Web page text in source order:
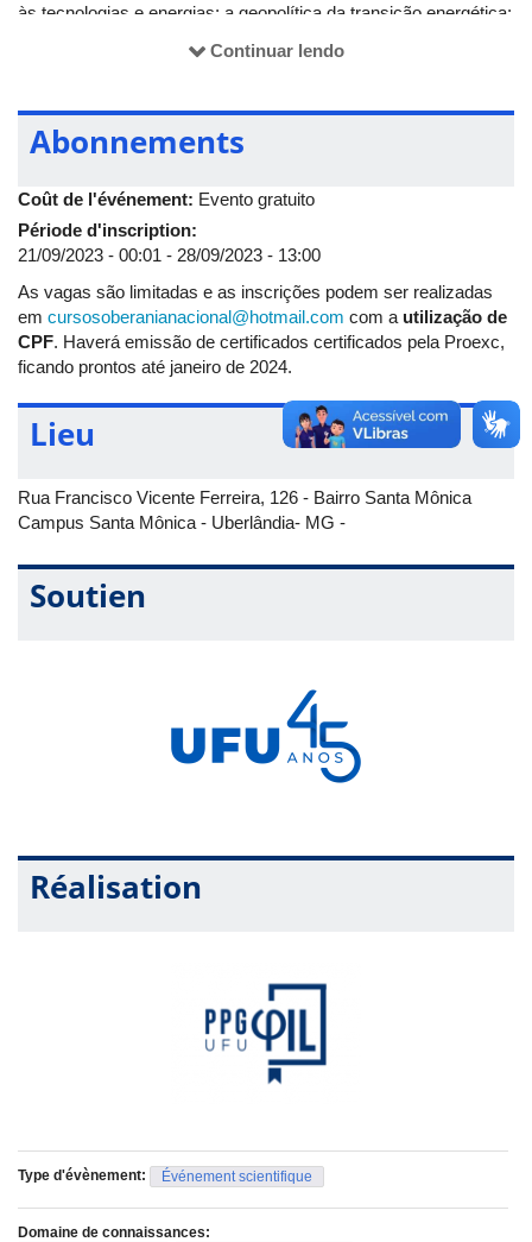
às tecnologias e energias; a geopolítica da transição energética;
da complexidade e sua relação com a sustentabilidade; a
transição energética.
O evento foi desenvolvido pelo Núcleo de Estudos de Filosofia e
da UFU e o Programa de Pós-graduação
em Filosofia (PPGFIL/UFU). Ocorrerá no auditório da Fundação
de Apoio Universitário (FAU/UFU), no campus Santa Mônica.
Continuar lendo
Abonnements
Coût de l'événement: Evento gratuito
Période d'inscription:
21/09/2023 - 00:01 - 28/09/2023 - 13:00
As vagas são limitadas e as inscrições podem ser realizadas
em cursosoberanianacional@hotmail.com com a utilização de
CPF. Haverá emissão de certificados certificados pela Proexc,
ficando prontos até janeiro de 2024.
Lieu
Rua Francisco Vicente Ferreira, 126 - Bairro Santa Mônica
Campus Santa Mônica - Uberlândia- MG -
Soutien
Réalisation
Type d'évènement: Événement scientifique
Domaine de connaissances: